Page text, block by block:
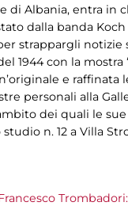
di Albania, entra in
dalla banda
strappargli notizie
1944 con la
e
personali alla
dei quali le
studio n. 12 a Villa